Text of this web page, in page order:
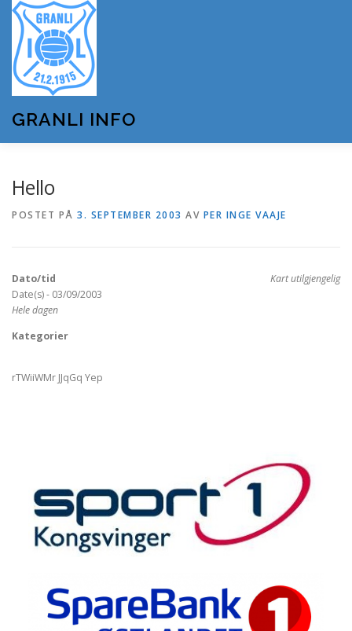
innhold
GRANLI INFO
OM GRANLI INFO
Hello
POSTET PÅ 3. SEPTEMBER 2003 AV PER INGE VAAJE
Kart utilgjengelig
Dato/tid
Date(s) - 03/09/2003
Hele dagen
Kategorier
rTWiiWMr JJqGq Yep